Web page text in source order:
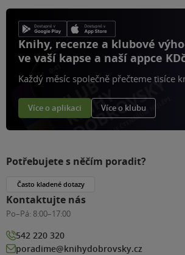
Knihy, recenze a klubové
ve vaší kapse a naší appce
Každý měsíc společně přečteme tisíce
Více o aplikaci Více o klubu
Potřebujete s něčím poradit?
Často kladené dotazy
Kontaktujte nás
Po–Pá: 8:00–17:00
542 220 320
poradime@knihydobrovsky.cz